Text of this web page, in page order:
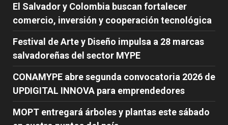
El Salvador y Colombia buscan fortalecer
comercio, inversión y cooperación tecnológica
Festival de Arte y Diseño impulsa a 28 marcas
salvadoreñas del sector MYPE
CONAMYPE abre segunda convocatoria 2026 de
UPDIGITAL INNOVA para emprendedores
MOPT entregará árboles y plantas este sábado